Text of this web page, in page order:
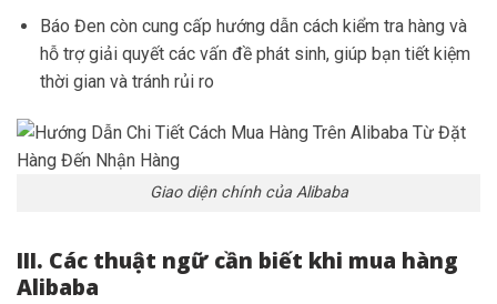
Báo Đen còn cung cấp hướng dẫn cách kiểm tra hàng và
hỗ trợ giải quyết các vấn đề phát sinh, giúp bạn tiết kiệm
thời gian và tránh rủi ro
Giao diện chính của Alibaba
III. Các thuật ngữ cần biết khi mua hàng
Alibaba